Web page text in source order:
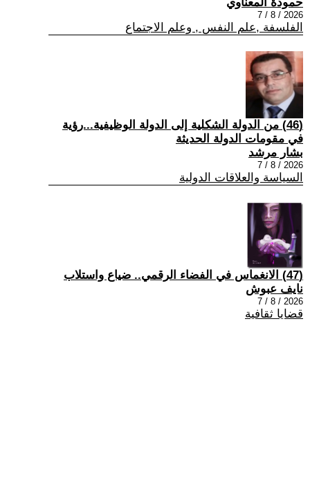
2026 / 8 / 7
الفلسفة ,علم النفس , وعلم الاجتماع
(46) من الدولة الشكلية إلى الدولة الوظيفية...رؤية
في مقومات الدولة الحديثة
بشار مرشد
2026 / 8 / 7
السياسة والعلاقات الدولية
(47) الانغماس في الفضاء الرقمي.. ضياع واستلاب
نايف عبوش
2026 / 8 / 7
قضايا ثقافية